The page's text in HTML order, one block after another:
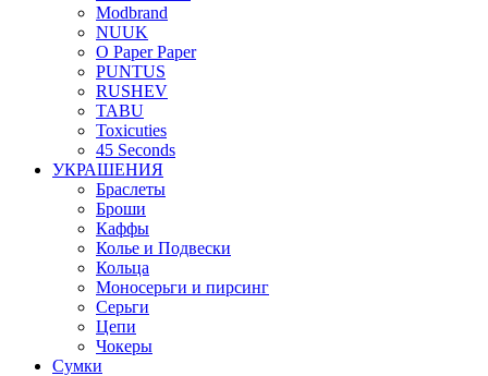
Modbrand
NUUK
O Paper Paper
PUNTUS
RUSHEV
TABU
Toxicuties
45 Seconds
УКРАШЕНИЯ
Браслеты
Броши
Каффы
Колье и Подвески
Кольца
Моносерьги и пирсинг
Серьги
Цепи
Чокеры
Сумки